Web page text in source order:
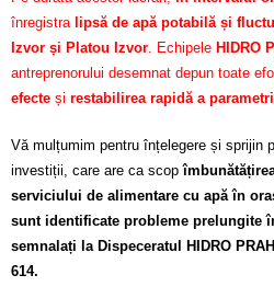
înregistra lipsă de apă potabilă și
Izvor și Platou Izvor . Echipele HIDRO
antreprenorului desemnat depun toate
efecte și restabilirea rapidă a
Vă mulțumim pentru înțelegere și sprijin
investiții, care are ca scop
serviciului de alimentare cu apă în
sunt identificate probleme prelungite
semnalați la Dispeceratul HIDRO
614.